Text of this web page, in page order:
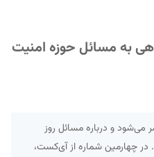
به مسائل حوزه امنیت
و درباره مسائل روز
چهارمین شماره از آی‌کست،